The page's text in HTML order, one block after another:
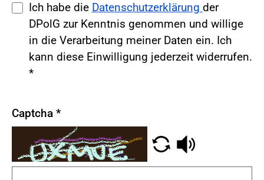
Ich habe die Datenschutzerklärung der
DPolG zur Kenntnis genommen und willige
in die Verarbeitung meiner Daten ein. Ich
kann diese Einwilligung jederzeit widerrufen.
*
Captcha *